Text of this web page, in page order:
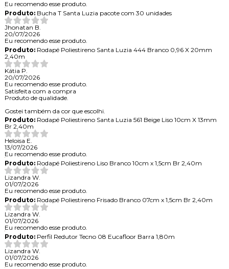
Eu recomendo esse produto.
Produto:Bucha T Santa Luzia pacote com 30 unidades
Jhonatan B.
20/07/2026
Eu recomendo esse produto.
Produto:Rodapé Poliestireno Santa Luzia 444 Branco 0,96 X 20mm
2,40m
Kátia P.
20/07/2026
Eu recomendo esse produto.
Satisfeita com a compra
Produto de qualidade.
Gostei também da cor que escolhi.
Produto:Rodapé Poliestireno Santa Luzia 561 Beige Liso 10cm X 13mm
Br 2,40m
Heloisa E.
13/07/2026
Eu recomendo esse produto.
Produto:Rodapé Poliestireno Liso Branco 10cm x 1,5cm Br 2,40m
Lizandra W.
01/07/2026
Eu recomendo esse produto.
Produto:Rodapé Poliestireno Frisado Branco 07cm x 1,5cm Br 2,40m
Lizandra W.
01/07/2026
Eu recomendo esse produto.
Produto:Perfil Redutor Tecno 08 Eucafloor Barra 1,80m
Lizandra W.
01/07/2026
Eu recomendo esse produto.